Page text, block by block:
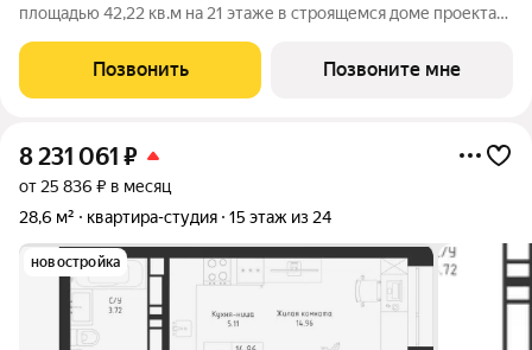
площадью 42,22 кв.м на 21 этаже в строящемся доме проекта
современный жилой комплекс в одном из лучших районов
Казани, на пересечении пр. Победы и ул.
Позвонить Позвоните мне
8 231 061 ₽
от 25 836 ₽ в месяц
28,6 м²
квартира-студия 15 этаж из 24
новостройка